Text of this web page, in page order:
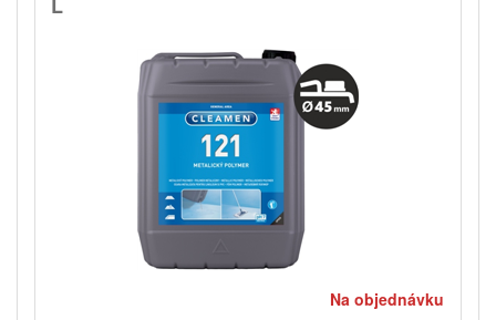
L
Na objednávku